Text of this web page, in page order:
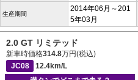
生産期間
2014年06月～201
5年03月
2.0 GT リミテッド
新車時価格314.8万円(税込)
JC08
12.4km/L